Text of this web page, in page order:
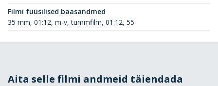
Filmi füüsilised baasandmed
35 mm, 01:12, m-v, tummfilm, 01:12, 55
Aita selle filmi andmeid täiendada